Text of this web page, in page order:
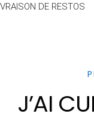
DE RESTOS
J’AI